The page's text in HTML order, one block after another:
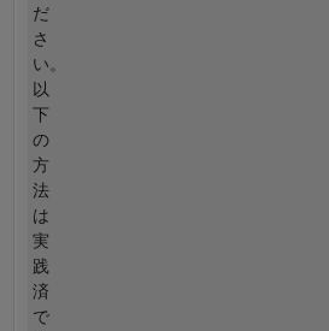
だ
さ
い。
以
下
の
方
法
は
実
践
済
で